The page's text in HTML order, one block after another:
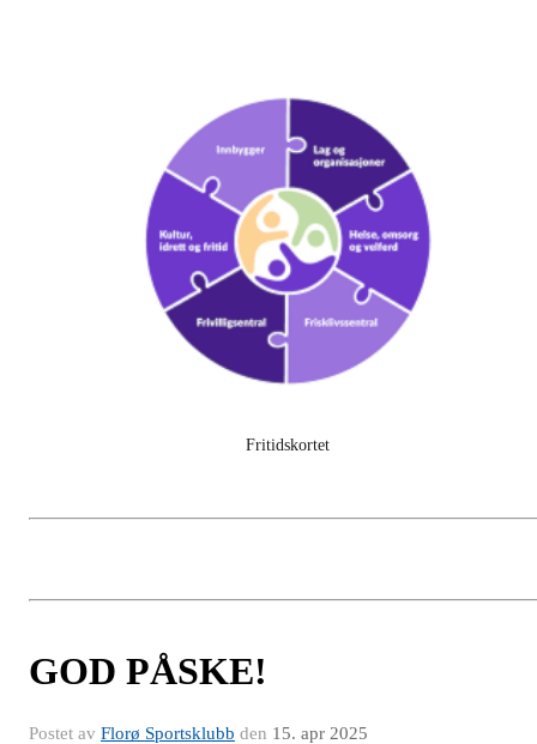
Fritidskortet
GOD PÅSKE!
Postet av Florø Sportsklubb den 15. apr 2025